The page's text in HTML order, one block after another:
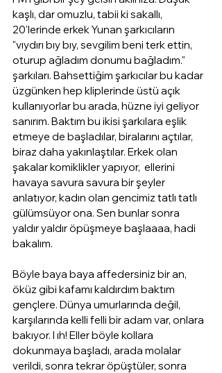
kaşlı, dar omuzlu, tabii ki sakallı,
20'lerinde erkek Yunan şarkıcıların
"vıydırı bıy bıy, sevgilim beni terk ettin,
oturup ağladım donumu bağladım."
şarkıları. Bahsettiğim şarkıcılar bu kadar
üzgünken hep kliplerinde üstü açık
kullanıyorlar bu arada, hüzne iyi geliyor
sanırım. Baktım bu ikisi şarkılara eşlik
etmeye de başladılar, biralarını açtılar,
biraz daha yakınlaştılar. Erkek olan
şakalar komiklikler yapıyor,  ellerini
havaya savura savura bir şeyler
anlatıyor, kadın olan gencimiz tatlı tatlı
gülümsüyor ona. Sen bunlar sonra
yaldır yaldır öpüşmeye başlaaaa, hadi
bakalım.
Böyle baya baya affedersiniz bir an,
öküz gibi kafamı kaldırdım baktım
gençlere. Dünya umurlarında değil,
karşılarında kelli felli bir adam var, onlara
bakıyor. I ıh! Eller böyle kollara
dokunmaya başladı, arada molalar
verildi, sonra tekrar öpüştüler, sonra